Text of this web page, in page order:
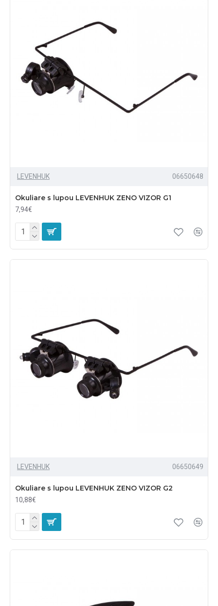
LEVENHUK 06650648
Okuliare s lupou LEVENHUK ZENO VIZOR G1
7,94€
LEVENHUK 06650649
Okuliare s lupou LEVENHUK ZENO VIZOR G2
10,88€